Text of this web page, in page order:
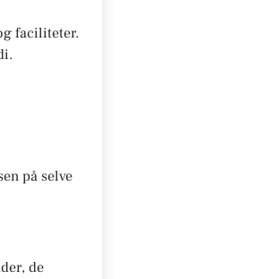
faciliteter.
på selve
de